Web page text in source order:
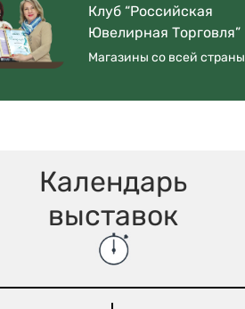
Клуб “Российская
Ювелирная Торговля”
Магазины со всей страны
Календарь
выставок